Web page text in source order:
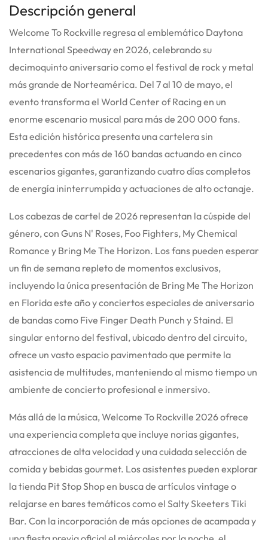
Descripción general
Welcome To Rockville regresa al emblemático Daytona
International Speedway en 2026, celebrando su
decimoquinto aniversario como el festival de rock y metal
más grande de Norteamérica. Del 7 al 10 de mayo, el
evento transforma el World Center of Racing en un
enorme escenario musical para más de 200 000 fans.
Esta edición histórica presenta una cartelera sin
precedentes con más de 160 bandas actuando en cinco
escenarios gigantes, garantizando cuatro días completos
de energía ininterrumpida y actuaciones de alto octanaje.
Los cabezas de cartel de 2026 representan la cúspide del
género, con Guns N' Roses, Foo Fighters, My Chemical
Romance y Bring Me The Horizon. Los fans pueden esperar
un fin de semana repleto de momentos exclusivos,
incluyendo la única presentación de Bring Me The Horizon
en Florida este año y conciertos especiales de aniversario
de bandas como Five Finger Death Punch y Staind. El
singular entorno del festival, ubicado dentro del circuito,
ofrece un vasto espacio pavimentado que permite la
asistencia de multitudes, manteniendo al mismo tiempo un
ambiente de concierto profesional e inmersivo.
Más allá de la música, Welcome To Rockville 2026 ofrece
una experiencia completa que incluye norias gigantes,
atracciones de alta velocidad y una cuidada selección de
comida y bebidas gourmet. Los asistentes pueden explorar
la tienda Pit Stop Shop en busca de artículos vintage o
relajarse en bares temáticos como el Salty Skeeters Tiki
Bar. Con la incorporación de más opciones de acampada y